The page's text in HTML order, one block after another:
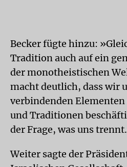
Becker fügte hinzu:
Tradition auch auf ein
der monotheistischen
macht deutlich, dass wir
verbindenden
und Traditionen
der Frage, was uns
Weiter sagte der